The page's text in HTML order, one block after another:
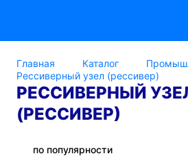
Главная Каталог
Рессиверный узел (рессивер)
РЕССИВЕРНЫЙ
(РЕССИВЕР)
по популярности